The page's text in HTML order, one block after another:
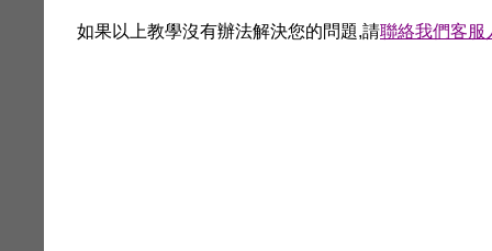
如果以上教學沒有辦法解決您的問題,請聯絡我們客服